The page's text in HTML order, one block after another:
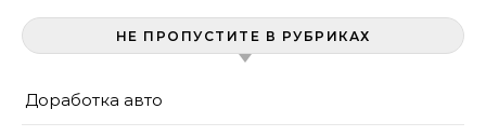
НЕ ПРОПУСТИТЕ В РУБРИКАХ
Доработка авто